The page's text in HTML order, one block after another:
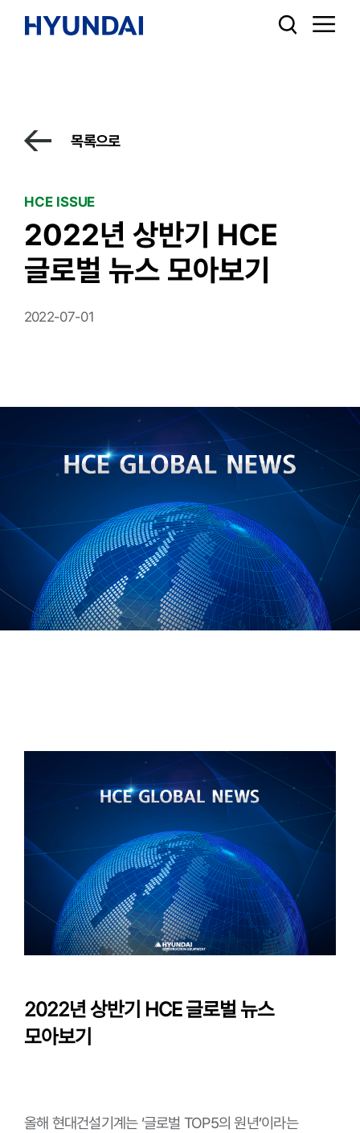
목록으로
HCE ISSUE
2022년 상반기 HCE
글로벌 뉴스 모아보기
2022-07-01
2022년 상반기 HCE 글로벌 뉴스
모아보기
올해 현대건설기계는 ‘글로벌 TOP5의 원년’이라는